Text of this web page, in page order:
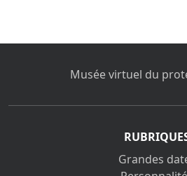
Musée virtuel du
Grandes